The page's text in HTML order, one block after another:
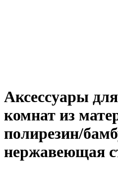
Аксессуары
комнат из
полирезин/
нержавеющая